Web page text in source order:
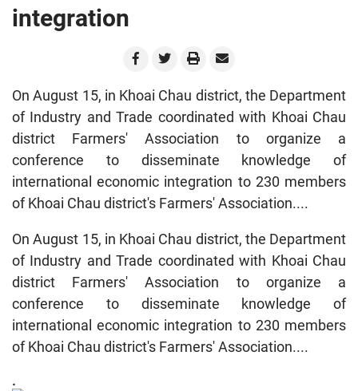
integration
On August 15, in Khoai Chau district, the Department
of Industry and Trade coordinated with Khoai Chau
district Farmers' Association to organize a
conference to disseminate knowledge of
international economic integration to 230 members
of Khoai Chau district's Farmers' Association....
On August 15, in Khoai Chau district, the Department
of Industry and Trade coordinated with Khoai Chau
district Farmers' Association to organize a
conference to disseminate knowledge of
international economic integration to 230 members
of Khoai Chau district's Farmers' Association....
.